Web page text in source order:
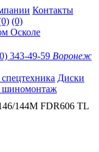
Контакты
(0)
343-49-59 Воронеж
Диски
шиномонтаж
144M FDR606 TL